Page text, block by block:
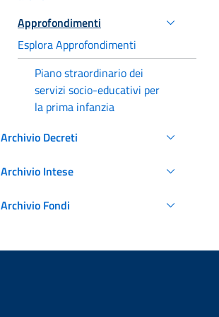
Approfondimenti
Esplora Approfondimenti
Piano straordinario dei
servizi socio-educativi per
la prima infanzia
Archivio Decreti
Archivio Intese
Archivio Fondi